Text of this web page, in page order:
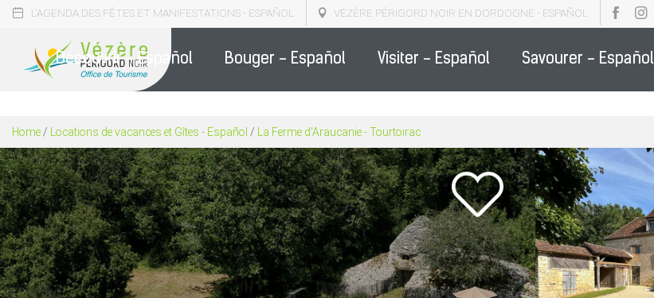
L'AGENDA DES FÊTES ET MANIFESTATIONS - ESPAÑOL VÉZÈRE PÉRIGORD NOIR EN DORDOGNE - ESPAÑOL
Découvrir - Español Bouger - Español Visiter - Español Savourer - Español
Home / Locations de vacances et Gîtes - Español / La Ferme d'Araucanie - Tourtoirac